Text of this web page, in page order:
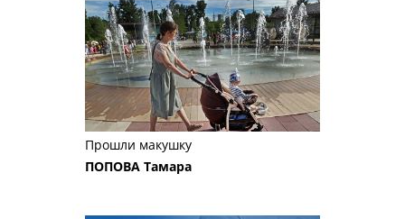
Прошли макушку
ПОПОВА Тамара